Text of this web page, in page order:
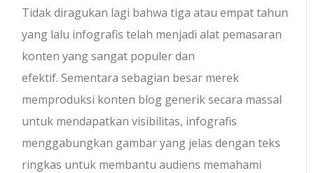
Tidak diragukan lagi bahwa tiga atau empat tahun
yang lalu infografis telah menjadi alat pemasaran
konten yang sangat populer dan
efektif. Sementara sebagian besar merek
memproduksi konten blog generik secara massal
untuk mendapatkan visibilitas, infografis
menggabungkan gambar yang jelas dengan teks
ringkas untuk membantu audiens memahami